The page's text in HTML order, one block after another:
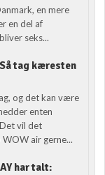
en mere
en del af
seks...
tag kæresten
og det kan være
enten
vil det
air gerne...
har talt: